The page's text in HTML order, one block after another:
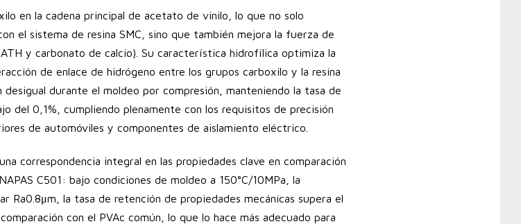
en la cadena principal de acetato de vinilo, lo que no solo
el sistema de resina SMC, sino que también mejora la fuerza de
y carbonato de calcio). Su característica hidrofílica optimiza la
de enlace de hidrógeno entre los grupos carboxilo y la resina
durante el moldeo por compresión, manteniendo la tasa de
del 0,1%, cumpliendo plenamente con los requisitos de precisión
de automóviles y componentes de aislamiento eléctrico.
correspondencia integral en las propiedades clave en comparación
C501: bajo condiciones de moldeo a 150°C/10MPa, la
Ra0.8μm, la tasa de retención de propiedades mecánicas supera el
con el PVAc común, lo que lo hace más adecuado para